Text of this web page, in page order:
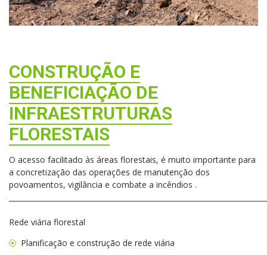
CONSTRUÇÃO E
BENEFICIAÇÃO DE
INFRAESTRUTURAS
FLORESTAIS
O acesso facilitado às áreas florestais, é muito importante para
a concretização das operações de manutenção dos
povoamentos, vigilância e combate a incêndios .
Rede viária florestal
Planificação e construção de rede viária